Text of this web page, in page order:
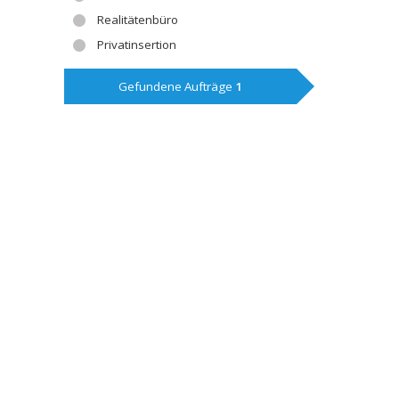
Realitätenbüro
Privatinsertion
Gefundene Aufträge 1